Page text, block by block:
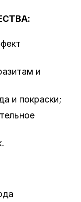
и
и покраски;